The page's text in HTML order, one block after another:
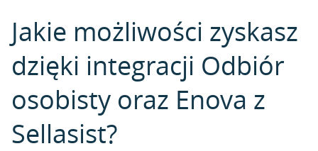
Jakie możliwości zyskasz
dzięki integracji Odbiór
osobisty oraz Enova z
Sellasist?